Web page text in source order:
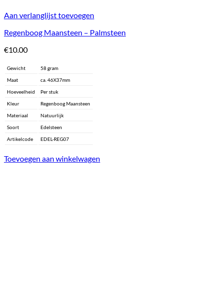
Aan verlanglijst toevoegen
Regenboog Maansteen – Palmsteen
€10.00
Gewicht
58 gram
Maat
ca. 46X37mm
Hoeveelheid
Per stuk
Kleur
Regenboog Maansteen
Materiaal
Natuurlijk
Soort
Edelsteen
Artikelcode
EDEL-REG07
Toevoegen aan winkelwagen